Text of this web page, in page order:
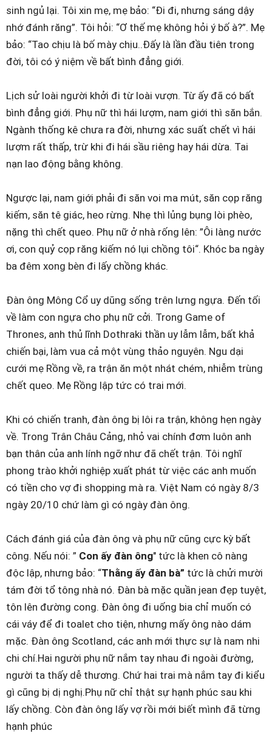
sinh ngủ lại. Tôi xin mẹ, mẹ bảo: “Đi đi, nhưng sáng dậy
nhớ đánh răng”. Tôi hỏi: “Ơ thế mẹ không hỏi ý bố à?”. Mẹ
bảo: “Tao chịu là bố mày chịu..Đấy là lần đầu tiên trong
đời, tôi có ý niệm về bất bình đẳng giới.
Lịch sử loài người khởi đi từ loài vượn. Từ ấy đã có bất
bình đẳng giới. Phụ nữ thì hái lượm, nam giới thì săn bắn.
Ngành thống kê chưa ra đời, nhưng xác suất chết vì hái
lượm rất thấp, trừ khi đi hái sầu riêng hay hái dừa. Tai
nạn lao động bằng không.
Ngược lại, nam giới phải đi săn voi ma mút, săn cọp răng
kiếm, săn tê giác, heo rừng. Nhẹ thì lủng bụng lòi phèo,
nặng thì chết queo. Phụ nữ ở nhà rống lên: ”Ôi làng nước
ơi, con quỷ cọp răng kiếm nó lụi chồng tôi“. Khóc ba ngày
ba đêm xong bèn đi lấy chồng khác.
Đàn ông Mông Cổ uy dũng sống trên lưng ngựa. Đến tối
về làm con ngựa cho phụ nữ cởi. Trong Game of
Thrones, anh thủ lĩnh Dothraki thần uy lẫm lẫm, bất khả
chiến bại, làm vua cả một vùng thảo nguyên. Ngu dại
cưới mẹ Rồng về, ra trận ăn một nhát chém, nhiễm trùng
chết queo. Mẹ Rồng lập tức có trai mới.
Khi có chiến tranh, đàn ông bị lôi ra trận, không hẹn ngày
về. Trong Trân Châu Cảng, nhỏ vai chính đơm luôn anh
bạn thân của anh lính ngỡ như đã chết trận. Tôi nghĩ
phong trào khởi nghiệp xuất phát từ việc các anh muốn
có tiền cho vợ đi shopping mà ra. Việt Nam có ngày 8/3
ngày 20/10 chứ làm gì có ngày đàn ông.
Cách đánh giá của đàn ông và phụ nữ cũng cực kỳ bất
công. Nếu nói: ” Con ấy đàn ông" tức là khen cô nàng
độc lập, nhưng bảo: “Thằng ấy đàn bà” tức là chửi mười
tám đời tổ tông nhà nó. Đàn bà mặc quần jean đẹp tuyệt,
tôn lên đường cong. Đàn ông đi uống bia chỉ muốn có
cái váy để đi toalet cho tiện, nhưng mấy ông nào dám
mặc. Đàn ông Scotland, các anh mới thực sự là nam nhi
chi chí.Hai người phụ nữ nắm tay nhau đi ngoài đường,
người ta thấy dễ thương. Chứ hai trai mà nắm tay đi kiểu
gì cũng bị dị nghị.Phụ nữ chỉ thật sự hạnh phúc sau khi
lấy chồng. Còn đàn ông lấy vợ rồi mới biết mình đã từng
hạnh phúc